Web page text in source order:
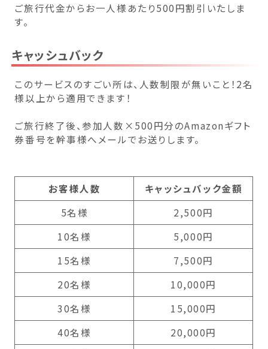
静岡県(44)
岐阜県(5)
中部
新潟県(13) 山梨県(19)
石川県(7)
福井県(3)
滋賀県(2) 大阪府(2) 兵庫県(2)
香川県(1) 愛媛県(1)
九州・沖縄
福岡県(2) 熊本県(2)
ご旅行代金からお一人様あたり500円割引いたしま
す。
キャッシュバック
このサービスのすごい所は、人数制限が無いこと！2名
様以上から適用できます！
ご旅行終了後、参加人数×500円分のAmazonギフト
券番号を幹事様へメールでお送りします。
お客様人数
キャッシュバック金額
5名様
2,500円
10名様
5,000円
15名様
7,500円
20名様
10,000円
30名様
15,000円
40名様
20,000円